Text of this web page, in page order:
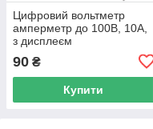
Цифровий вольтметр
амперметр до 100В, 10А,
з дисплеєм
90 ₴
Купити